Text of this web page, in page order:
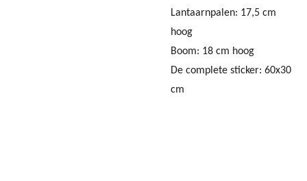
Lantaarnpalen: 17,5 cm
hoog
Boom: 18 cm hoog
De complete sticker: 60x30
cm